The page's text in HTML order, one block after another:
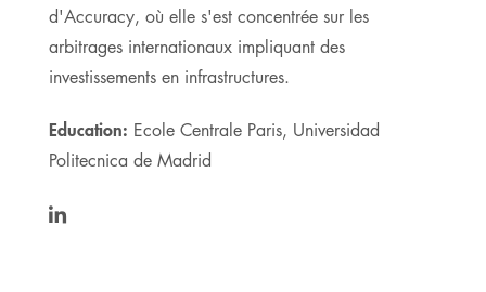
d'Accuracy, où elle s'est concentrée sur les
arbitrages internationaux impliquant des
investissements en infrastructures.
Education: Ecole Centrale Paris, Universidad
Politecnica de Madrid